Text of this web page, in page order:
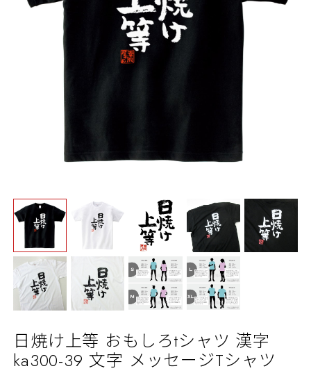
日焼け上等 おもしろtシャツ 漢字
ka300-39 文字 メッセージTシャツ